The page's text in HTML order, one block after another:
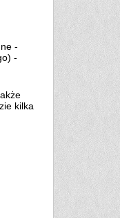
-
-
kilka